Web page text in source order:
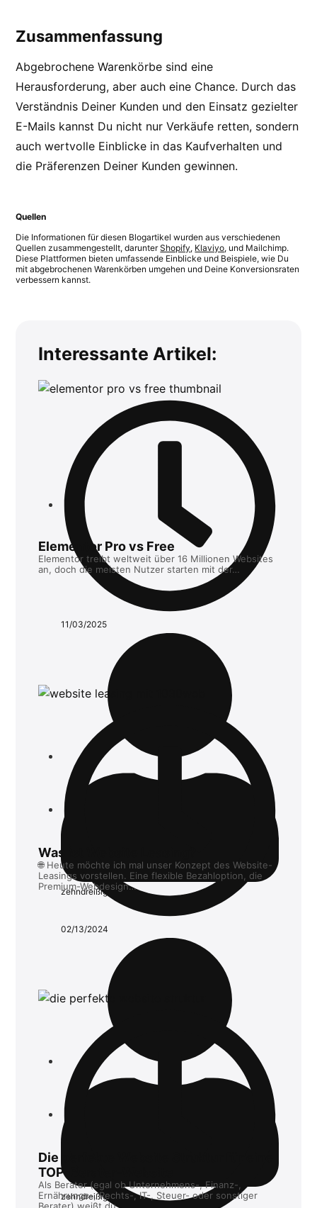
Zusammenfassung
Abgebrochene Warenkörbe sind eine
Herausforderung, aber auch eine Chance. Durch das
Verständnis Deiner Kunden und den Einsatz gezielter
E-Mails kannst Du nicht nur Verkäufe retten, sondern
auch wertvolle Einblicke in das Kaufverhalten und
die Präferenzen Deiner Kunden gewinnen.
Quellen
Die Informationen für diesen Blogartikel wurden aus verschiedenen
Quellen zusammengestellt, darunterShopify, Klaviyo, und Mailchimp.
Diese Plattformen bieten umfassende Einblicke und Beispiele, wie Du
mit abgebrochenen Warenkörben umgehen und Deine Konversionsraten
verbessern kannst.
Interessante Artikel:
11/03/2025
zehndreißig
Elementor Pro vs Free
Elementor treibt weltweit über 16 Millionen Websites
an, doch die meisten Nutzer starten mit der…
02/13/2024
zehndreißig
Was ist Website Leasing?
🌐 Heute möchte ich mal unser Konzept des Website-
Leasings vorstellen. Eine flexible Bezahloption, die
Premium-Webdesign…
Die perfekte Website Struktur für eine
TOP-Berater-Website
Als Berater (egal ob Unternehmens-, Finanz-,
Ernährungs-, Rechts-, IT-, Steuer- oder sonstiger
Berater) weißt du,…